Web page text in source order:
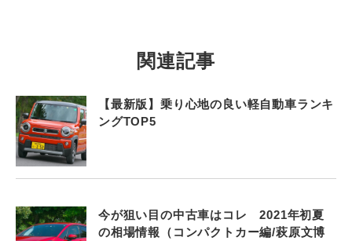
関連記事
【最新版】乗り心地の良い軽自動車ランキ
ングTOP5
今が狙い目の中古車はコレ 2021年初夏
の相場情報（コンパクトカー編/萩原文博